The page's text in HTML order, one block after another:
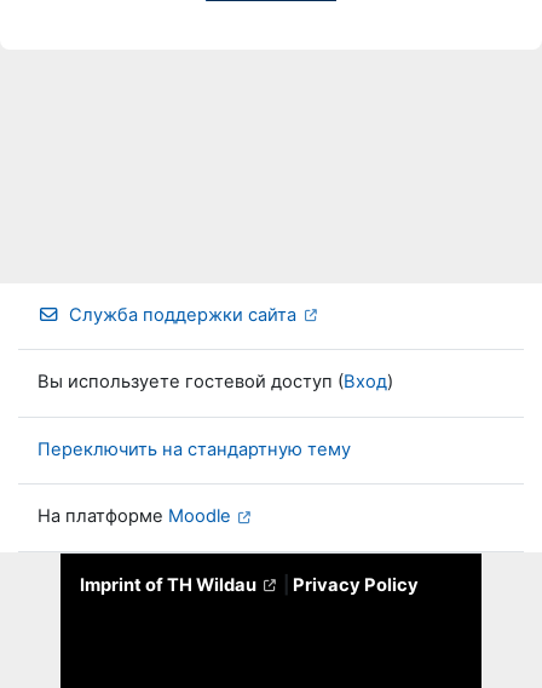
Служба поддержки сайта
Вы используете гостевой доступ (Вход)
Переключить на стандартную тему
На платформе Moodle
Imprint of TH Wildau Privacy Policy